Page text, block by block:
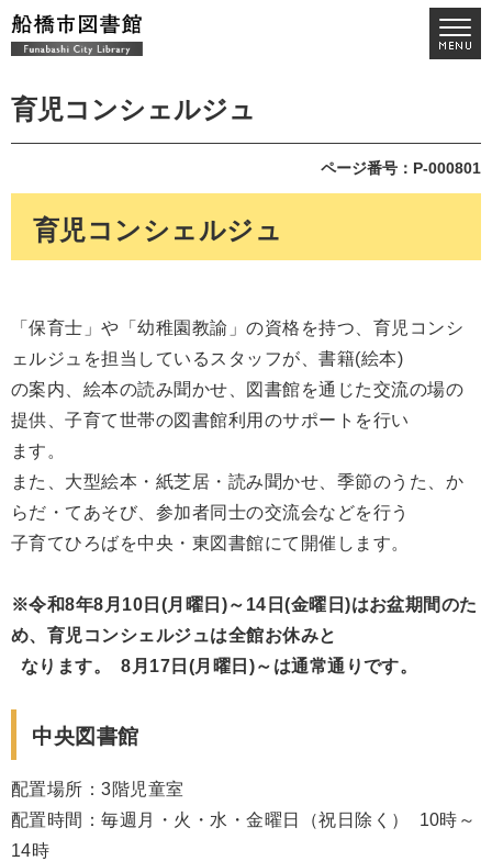
育児コンシェルジュ
ページ番号：P-000801
育児コンシェルジュ
「保育士」や「幼稚園教諭」の資格を持つ、育児コンシ
ェルジュを担当しているスタッフが、書籍(絵本)
の案内、絵本の読み聞かせ、図書館を通じた交流の場の
提供、子育て世帯の図書館利用のサポートを行い
ます。
また、大型絵本・紙芝居・読み聞かせ、季節のうた、か
らだ・てあそび、参加者同士の交流会などを行う
子育てひろばを中央・東図書館にて開催します。
※令和8年8月10日(月曜日)～14日(金曜日)はお盆期間のた
め、育児コンシェルジュは全館お休みと
なります。 8月17日(月曜日)～は通常通りです。
中央図書館
配置場所：3階児童室
配置時間：毎週月・火・水・金曜日（祝日除く） 10時～
14時